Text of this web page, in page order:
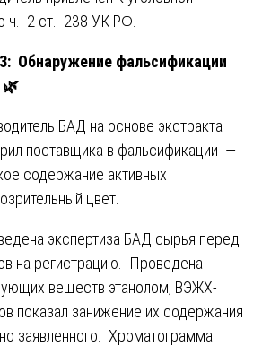
ч. 2 ст. 238 УК РФ.
Обнаружение фальсификации
🌿
БАД на основе экстракта
поставщика в фальсификации —
содержание активных
цвет.
экспертиза БАД сырья перед
на регистрацию. Проведена
веществ этанолом, ВЭЖХ-
показал занижение их содержания
заявленного. Хроматограмма